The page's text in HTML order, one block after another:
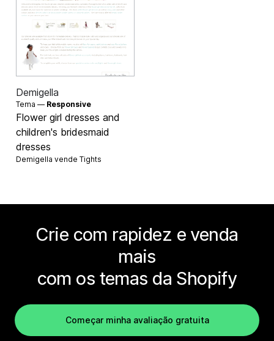
Demigella
Tema — Responsive
Flower girl dresses and
children's bridesmaid
dresses
Demigella vendeTights
Crie com rapidez e venda
mais
com os temas da Shopify
Começar minha avaliação gratuita